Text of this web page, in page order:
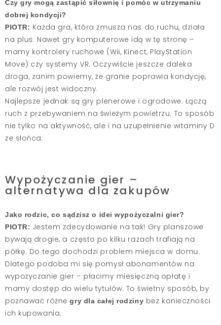
Czy gry mogą zastąpić siłownię i pomóc w utrzymaniu
dobrej kondycji?
PIOTR: Każda gra, która zmusza nas do ruchu, działa
na plus. Nawet gry komputerowe idą w tę stronę –
mamy kontrolery ruchowe (Wii, Kinect, PlayStation
Move) czy systemy VR. Oczywiście jeszcze daleka
droga, zanim powiemy, że granie poprawia kondycję,
ale rozwój jest widoczny.
Najlepsze jednak są gry plenerowe i ogrodowe. Łączą
ruch z przebywaniem na świeżym powietrzu. To sposób
nie tylko na aktywność, ale i na uzupełnienie witaminy D
ze słońca.
Wypożyczanie gier –
alternatywa dla zakupów
Jako rodzic, co sądzisz o idei wypożyczalni gier?
PIOTR: Jestem zdecydowanie na tak! Gry planszowe
bywają drogie, a często po kilku razach trafiają na
półkę. Do tego dochodzi problem miejsca w domu.
Dlatego podoba mi się pomysł abonamentów na
wypożyczanie gier – płacimy miesięczną opłatę i
mamy dostęp do wielu tytułów. To świetny sposób, by
poznawać różnegry dla całej rodziny bez konieczności
ich kupowania.